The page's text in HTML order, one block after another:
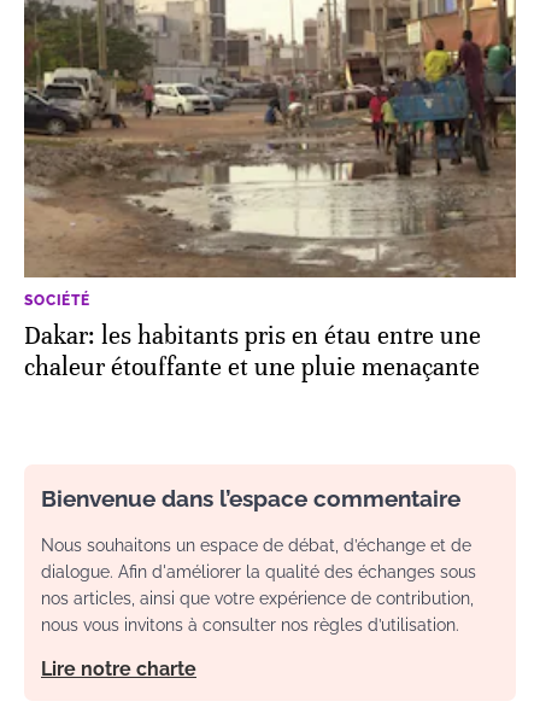
SOCIÉTÉ
Dakar: les habitants pris en étau entre une
chaleur étouffante et une pluie menaçante
Bienvenue dans l’espace commentaire
Nous souhaitons un espace de débat, d’échange et de
dialogue. Afin d'améliorer la qualité des échanges sous
nos articles, ainsi que votre expérience de contribution,
nous vous invitons à consulter nos règles d’utilisation.
Lire notre charte